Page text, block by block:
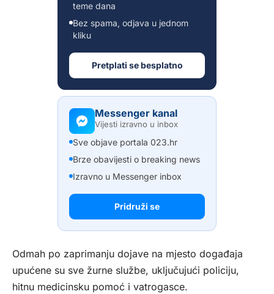
teme dana
Bez spama, odjava u jednom
kliku
Pretplati se besplatno
Messenger kanal
Vijesti izravno u inbox
Sve objave portala 023.hr
Brze obavijesti o breaking news
Izravno u Messenger inbox
Pridruži se
Odmah po zaprimanju dojave na mjesto događaja
upućene su sve žurne službe, uključujući policiju,
hitnu medicinsku pomoć i vatrogasce.